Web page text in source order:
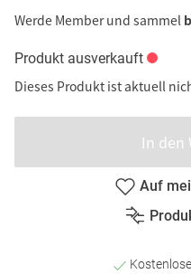
Werde Member und sammel
Produkt ausverkauft
Dieses Produkt ist aktuell
In den
Auf